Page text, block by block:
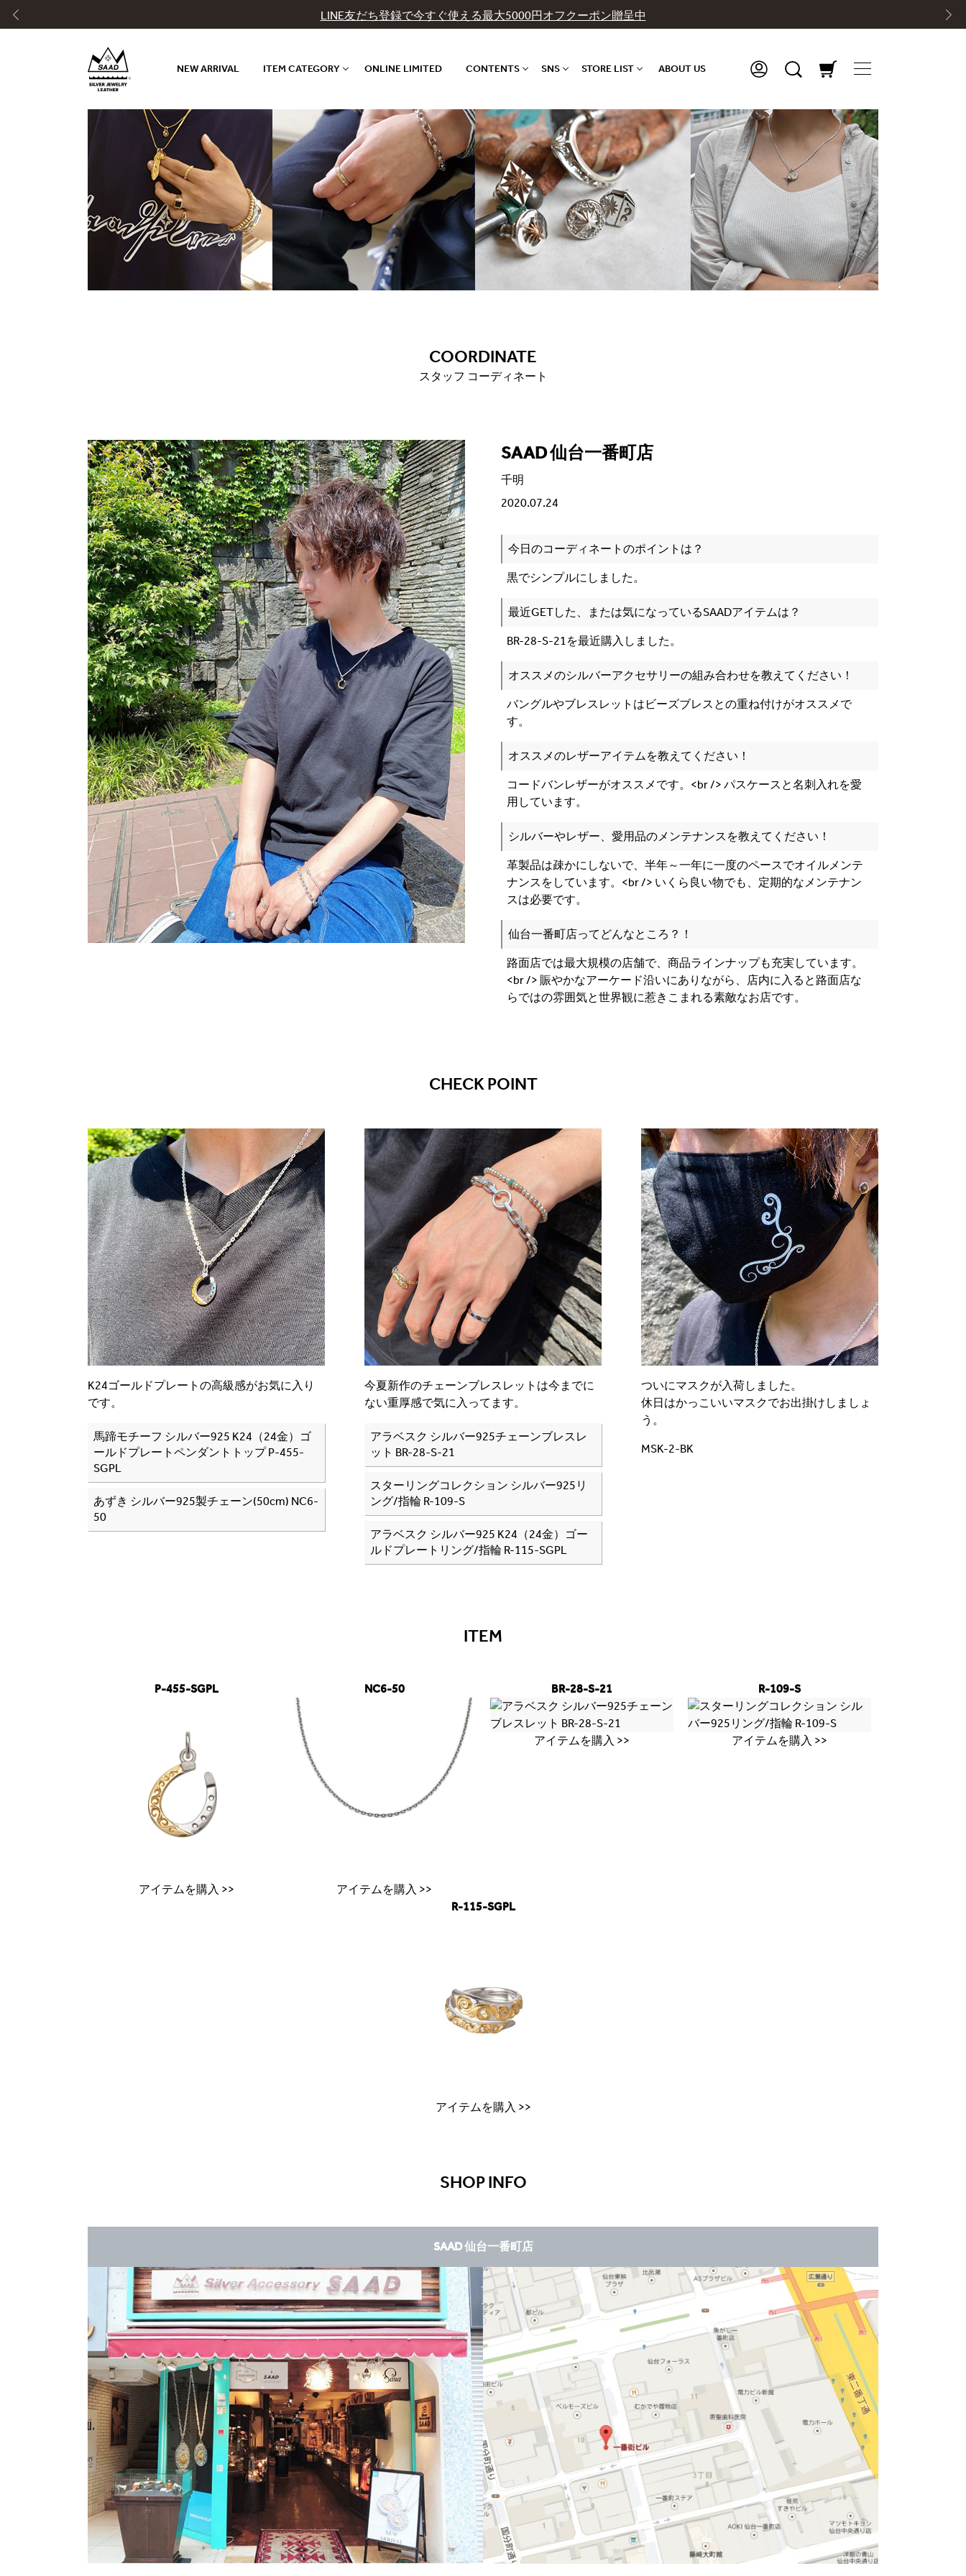
LINE友だち登録で今すぐ使える最大5000円オフクーポン贈呈中
NEW ARRIVAL ITEM CATEGORY ONLINE LIMITED CONTENTS SNS STORE LIST ABOUT US
COORDINATE
スタッフ コーディネート
SAAD 仙台一番町店
千明
2020.07.24
今日のコーディネートのポイントは？
黒でシンプルにしました。
最近GETした、または気になっているSAADアイテムは？
BR-28-S-21を最近購入しました。
オススメのシルバーアクセサリーの組み合わせを教えてください！
バングルやブレスレットはビーズブレスとの重ね付けがオススメで
す。
オススメのレザーアイテムを教えてください！
コードバンレザーがオススメです。<br /> パスケースと名刺入れを愛
用しています。
シルバーやレザー、愛用品のメンテナンスを教えてください！
革製品は疎かにしないで、半年～一年に一度のペースでオイルメンテ
ナンスをしています。<br /> いくら良い物でも、定期的なメンテナン
スは必要です。
仙台一番町店ってどんなところ？！
路面店では最大規模の店舗で、商品ラインナップも充実しています。
<br /> 賑やかなアーケード沿いにありながら、店内に入ると路面店な
らではの雰囲気と世界観に惹きこまれる素敵なお店です。
CHECK POINT
K24ゴールドプレートの高級感がお気に入り
です。
馬蹄モチーフ シルバー925 K24（24金）ゴ
ールドプレートペンダントトップ P-455-
SGPL
あずき シルバー925製チェーン(50cm) NC6-
50
今夏新作のチェーンブレスレットは今までに
ない重厚感で気に入ってます。
アラベスク シルバー925チェーンブレスレ
ット BR-28-S-21
スターリングコレクション シルバー925リ
ング/指輪 R-109-S
アラベスク シルバー925 K24（24金）ゴー
ルドプレートリング/指輪 R-115-SGPL
ついにマスクが入荷しました。
休日はかっこいいマスクでお出掛けしましょ
う。
MSK-2-BK
ITEM
P-455-SGPL
アイテムを購入 >>
NC6-50
アイテムを購入 >>
BR-28-S-21
アイテムを購入 >>
R-109-S
アイテムを購入 >>
R-115-SGPL
アイテムを購入 >>
SHOP INFO
SAAD 仙台一番町店